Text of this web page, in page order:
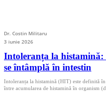
Dr. Costin Militaru
3 iunie 2026
Intoleranța la histamină:
se întâmplă în intestin
Intoleranța la histamină (HIT) este definită
între acumularea de histamină în organism